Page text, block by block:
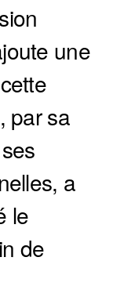
une
par sa
a
le
de